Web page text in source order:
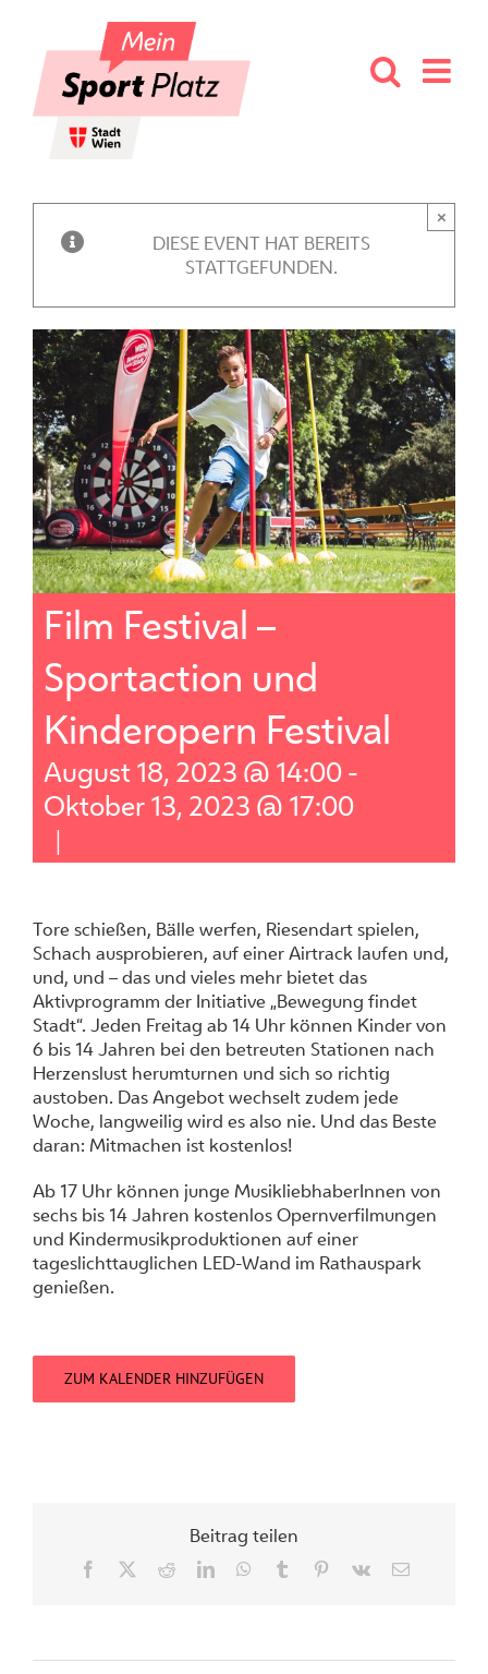
content
DIESE EVENT HAT BEREITS
STATTGEFUNDEN.
×
Film Festival –
Sportaction und
Kinderopern Festival
August 18, 2023 @ 14:00-
Oktober 13, 2023 @ 17:00
|
Tore schießen, Bälle werfen, Riesendart spielen,
Schach ausprobieren, auf einer Airtrack laufen und,
und, und – das und vieles mehr bietet das
Aktivprogramm der Initiative „Bewegung findet
Stadt“. Jeden Freitag ab 14 Uhr können Kinder von
6 bis 14 Jahren bei den betreuten Stationen nach
Herzenslust herumturnen und sich so richtig
austoben. Das Angebot wechselt zudem jede
Woche, langweilig wird es also nie. Und das Beste
daran: Mitmachen ist kostenlos!
Ab 17 Uhr können junge MusikliebhaberInnen von
sechs bis 14 Jahren kostenlos Opernverfilmungen
und Kindermusikproduktionen auf einer
tageslichttauglichen LED-Wand im Rathauspark
genießen.
ZUM KALENDER HINZUFÜGEN
Beitrag teilen
Facebook RedditLinkedInWhatsApp
Tumblr Pinterest
Vk Email